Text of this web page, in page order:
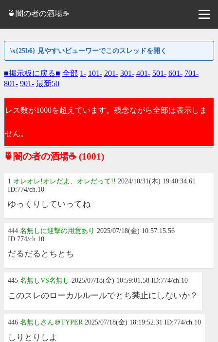
🍵闇の者の酒場☕
\x{25b6} 見やすいビューワーでこのスレッドを開く
■掲示板に戻る■ 全部 1- 101- 201- 301- 401- 501- 601- 701-
801- 901- 最新50
レス数が1000を超えています。残念ながら全部は表示しま
せん。
🍵闇の者の酒場☕ (1001)
1 オレオレ!オレだよ、オレだって!! 2024/10/31(木) 19:40:34.61
ID:774/ch.10
ゆっくりしていってね
444 名無しに迎撃の用意あり 2025/07/18(金) 10:57:15.56
ID:774/ch.10
だるだるとちとち
445 名無しVS名無し 2025/07/18(金) 10:59:01.58 ID:774/ch.10
このスレのローカルルールでとち禁止にしないか？
446 名無しさん＠TYPER 2025/07/18(金) 18:19:52.31 ID:774/ch.10
しりとりしよ